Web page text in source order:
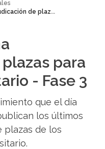
Máster Universitario - Fase 3
para
- Fase 3
que el día
los últimos
plazas de los